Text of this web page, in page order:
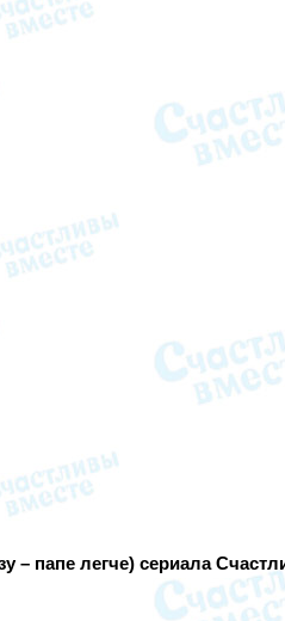
– папе легче) сериала